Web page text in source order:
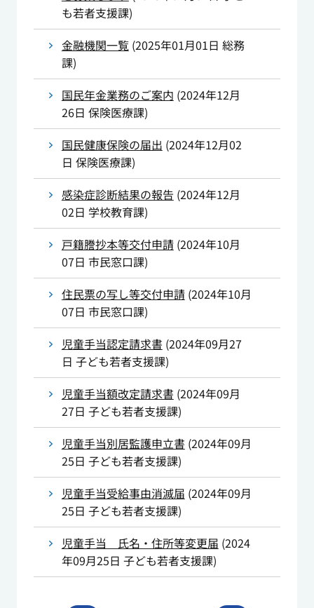
も若者支援課)
金融機関一覧(2025年01月01日 総務
課)
国民年金業務のご案内 (2024年12月
26日 保険医療課)
国民健康保険の届出 (2024年12月02
日 保険医療課)
感染症診断結果の報告 (2024年12月
02日 学校教育課)
戸籍謄抄本等交付申請(2024年10月
07日 市民窓口課)
住民票の写し等交付申請(2024年10月
07日 市民窓口課)
児童手当認定請求書 (2024年09月27
日 子ども若者支援課)
児童手当額改定請求書 (2024年09月
27日 子ども若者支援課)
児童手当別居監護申立書 (2024年09月
25日 子ども若者支援課)
児童手当受給事由消滅届 (2024年09月
25日 子ども若者支援課)
児童手当 氏名・住所等変更届 (2024
年09月25日 子ども若者支援課)